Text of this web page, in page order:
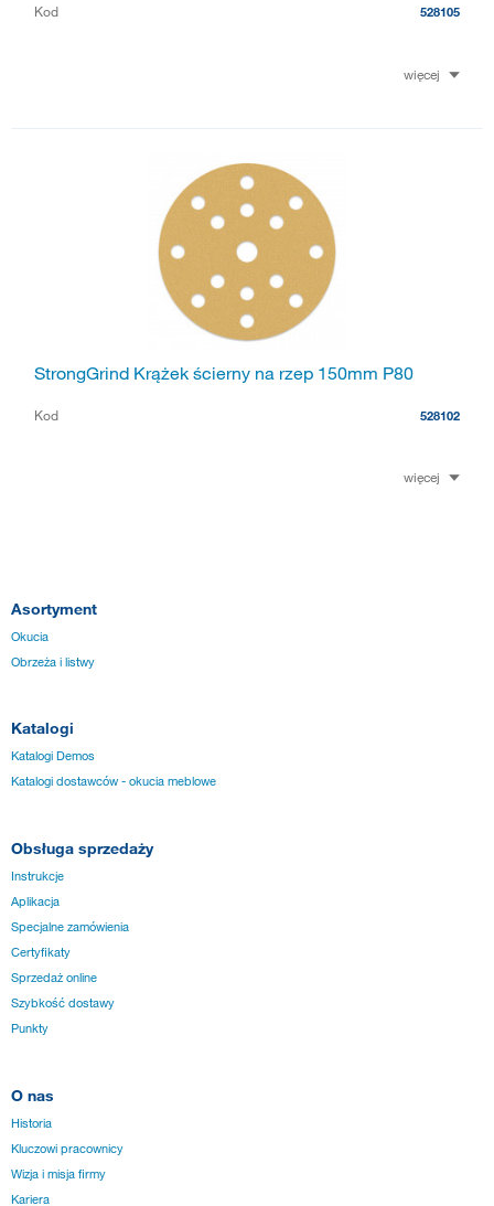
Kod 528105
więcej
StrongGrind Krążek ścierny na rzep 150mm P80
Kod 528102
więcej
Asortyment
Okucia
Obrzeża i listwy
Katalogi
Katalogi Demos
Katalogi dostawców - okucia meblowe
Obsługa sprzedaży
Instrukcje
Aplikacja
Specjalne zamówienia
Certyfikaty
Sprzedaż online
Szybkość dostawy
Punkty
O nas
Historia
Kluczowi pracownicy
Wizja i misja firmy
Kariera